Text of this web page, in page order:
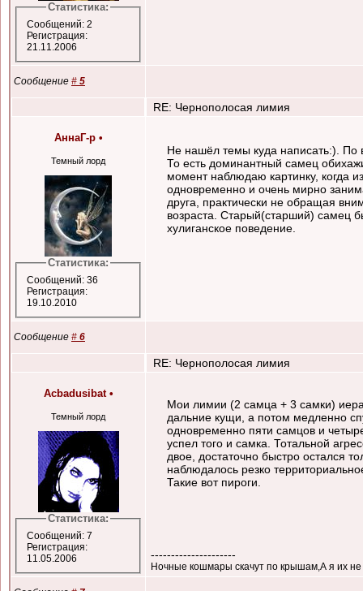
Статистика:
Сообщений: 2
Регистрация:
21.11.2006
Сообщение # 5
RE: Чернополосая лимия
АннаГ-р •
Темный лорд
Статистика:
Сообщений: 36
Регистрация:
19.10.2010
Не нашёл темы куда написать:). По
То есть доминантный самец
момент наблюдаю картинку, когда
одновременно и очень мирно
друга, практически не обращая
возраста. Старый(старший) самец
хулиганское поведение.
Сообщение # 6
RE: Чернополосая лимия
Acbadusibat •
Темный лорд
Статистика:
Сообщений: 7
Регистрация:
11.05.2006
Мои лимии (2 самца + 3 самки)
дальние кущи, а потом медленно
одновременно пяти самцов и
успел того и самка. Тотальной
двое, достаточно быстро остался
наблюдалось резко
Такие вот пироги.
---------------------
Ночные кошмары скачут по крышам,А я их не